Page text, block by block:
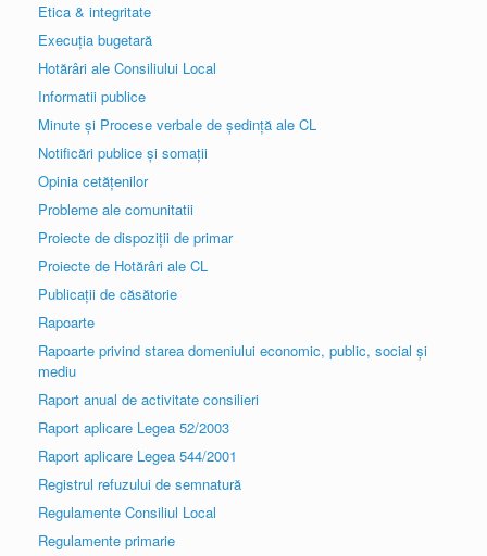
Etica & integritate
Execuția bugetară
Hotărâri ale Consiliului Local
Informatii publice
Minute și Procese verbale de ședință ale CL
Notificări publice și somații
Opinia cetățenilor
Probleme ale comunitatii
Proiecte de dispoziții de primar
Proiecte de Hotărâri ale CL
Publicații de căsătorie
Rapoarte
Rapoarte privind starea domeniului economic, public, social și
mediu
Raport anual de activitate consilieri
Raport aplicare Legea 52/2003
Raport aplicare Legea 544/2001
Registrul refuzului de semnatură
Regulamente Consiliul Local
Regulamente primarie